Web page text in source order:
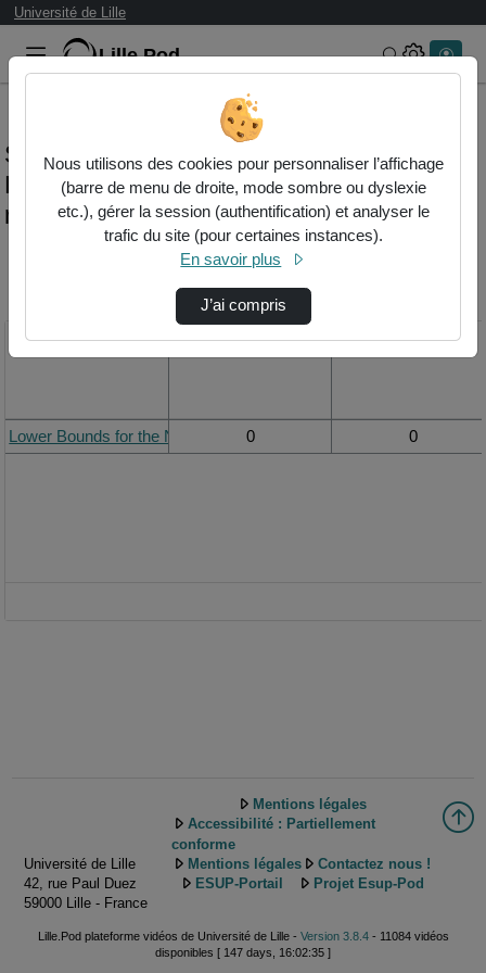
Université de Lille
Lille.Pod Rechercher
Statistiques de visualisation de la vidéo
Lower bounds for the number of
repetitions in 2d strings
Titre Vue de la journée Vue du mois
Lower Bounds for the Number of Repetitions in 2D Strings
0 0
Université de Lille
42, rue Paul Duez
59000 Lille - France
Mentions légales
Accessibilité : Partiellement
conforme
Mentions légales
Contactez nous !
ESUP-Portail
Projet Esup-Pod
Lille.Pod plateforme vidéos de Université de Lille - Version 3.8.4- 11084 vidéos
disponibles [ 147 days, 16:02:35 ]
Nous utilisons des cookies pour personnaliser l’affichage
(barre de menu de droite, mode sombre ou dyslexie
etc.), gérer la session (authentification) et analyser le
trafic du site (pour certaines instances).
En savoir plus
J’ai compris